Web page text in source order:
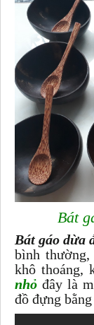
Bát
Bát gáo dừa
bình thường,
khô thoáng,
nhỏ đây là
đồ đựng